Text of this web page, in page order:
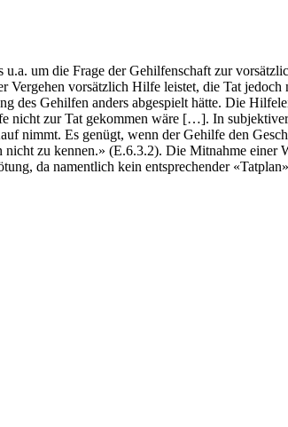
um die Frage der Gehilfenschaft zur
vorsätzlich Hilfe leistet, die Tat
Gehilfen anders abgespielt hätte. Die
nicht zur Tat gekommen wäre […]. In
nimmt. Es genügt, wenn der Gehilfe den
zu kennen.» (E.6.3.2). Die Mitnahme einer
da namentlich kein entsprechender